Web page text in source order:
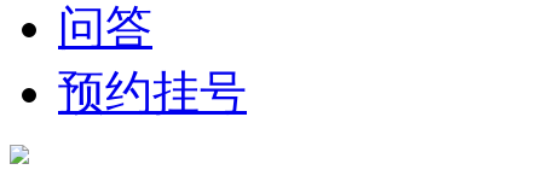
问答
预约挂号